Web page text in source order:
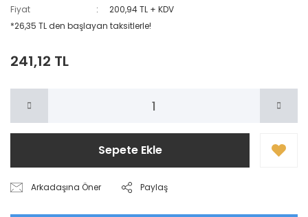
Fiyat
200,94 TL + KDV
*26,35 TL den başlayan taksitlerle!
241,12 TL
Sepete Ekle
Arkadaşına Öner Paylaş